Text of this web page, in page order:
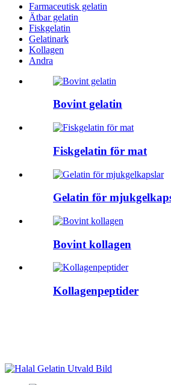
Farmaceutisk gelatin
Ätbar gelatin
Fiskgelatin
Gelatinark
Kollagen
Andra
Bovint gelatin
Fiskgelatin för mat
Gelatin för
Bovint kollagen
Kollagenpeptider